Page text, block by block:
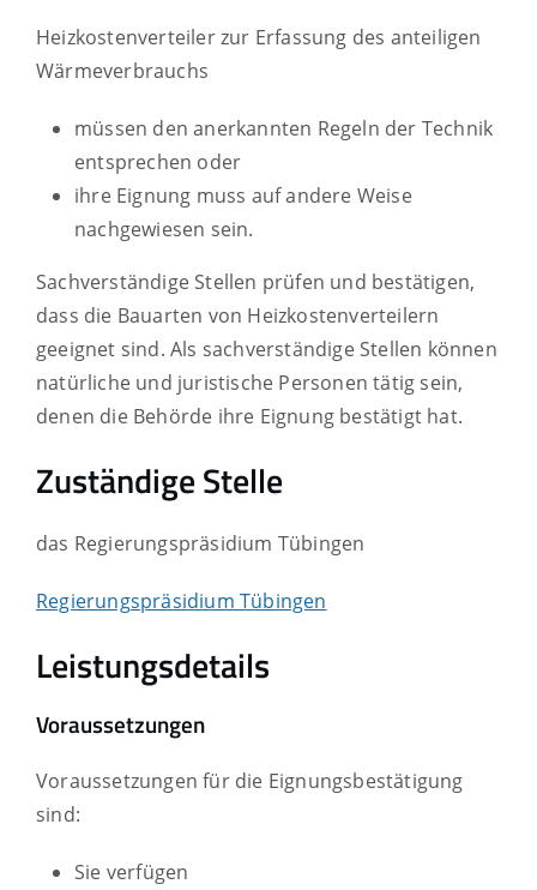
Heizkostenverteiler zur Erfassung des anteiligen
Wärmeverbrauchs
müssen den anerkannten Regeln der Technik
entsprechen oder
ihre Eignung muss auf andere Weise
nachgewiesen sein.
Sachverständige Stellen prüfen und bestätigen,
dass die Bauarten von Heizkostenverteilern
geeignet sind. Als sachverständige Stellen können
natürliche und juristische Personen tätig sein,
denen die Behörde ihre Eignung bestätigt hat.
Zuständige Stelle
das Regierungspräsidium Tübingen
Regierungspräsidium Tübingen
Leistungsdetails
Voraussetzungen
Voraussetzungen für die Eignungsbestätigung
sind:
Sie verfügen